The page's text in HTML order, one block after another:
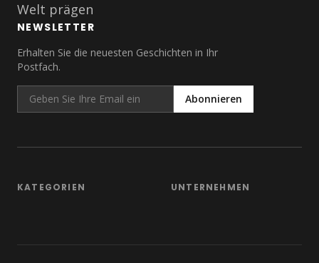
Welt prägen
NEWSLETTER
Erhalten Sie die neuesten Geschichten in Ihr
Postfach.
Abonnieren
KATEGORIEN UNTERNEHMEN